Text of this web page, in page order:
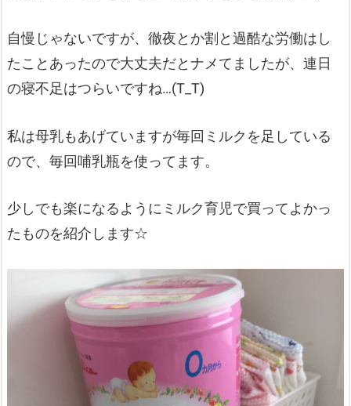
自慢じゃないですが、徹夜とか割と過酷な労働はし
たことあったので大丈夫だとナメてましたが、連日
の寝不足はつらいですね…(T_T)
私は母乳もあげていますが毎回ミルクを足している
ので、毎回哺乳瓶を使ってます。
少しでも楽になるようにミルク育児で買ってよかっ
たものを紹介します☆